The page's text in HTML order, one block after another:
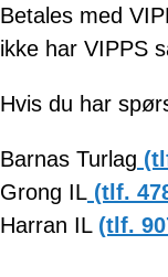
Betales med
ikke har VIPPS
Hvis du har
Barnas Turlag
Grong IL (tlf.
Harran IL (tlf.